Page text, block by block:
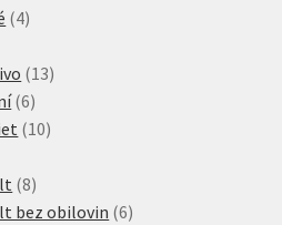
44
1313
66
produktů
1010
88
produktů
bez obilovin 66